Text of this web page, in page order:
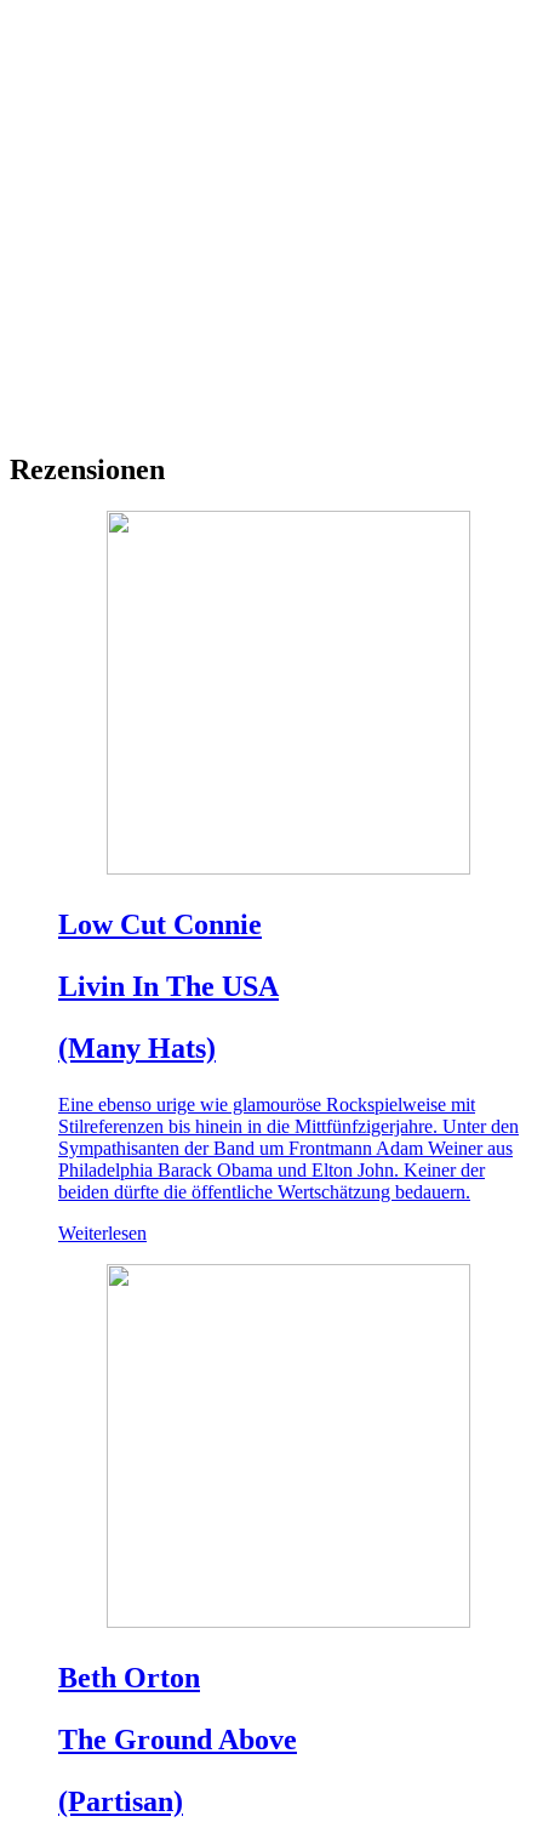
Rezensionen
Low Cut Connie
Livin In The USA
(Many Hats)
Eine ebenso urige wie glamouröse Rockspielweise mit
Stilreferenzen bis hinein in die Mittfünfzigerjahre. Unter den
Sympathisanten der Band um Frontmann Adam Weiner aus
Philadelphia Barack Obama und Elton John. Keiner der
beiden dürfte die öffentliche Wertschätzung bedauern.
Weiterlesen
Beth Orton
The Ground Above
(Partisan)